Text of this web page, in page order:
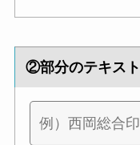
②部分のテキスト